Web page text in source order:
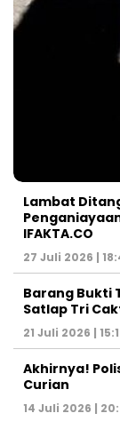
Lambat
IFAKTA.CO
27 Juli 2026 |
Barang Bukti
Satlap Tri
21 Juli 2026 |
Akhirnya!
Curian
14 Juli 2026 |